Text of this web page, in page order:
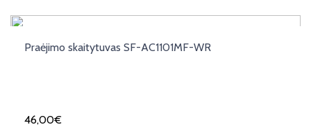
Praėjimo skaitytuvas SF-AC1101MF-WR
46,00€